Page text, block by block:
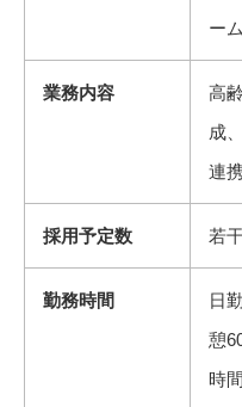
ーム
業務内容
高
成
連
採用予定数 若
勤務時間
日
憩
時